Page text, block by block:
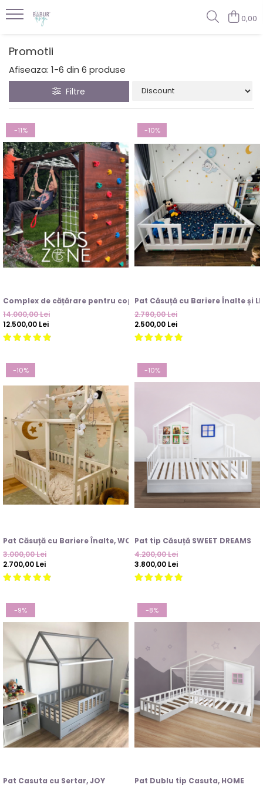
0,00
Promotii
Afiseaza: 1-6 din 6 produse
Filtre
-11%
Complex de cățărare pentru copii, Junior Ninja Warrior
14.000,00 Lei
12.500,00 Lei
-10%
Pat Căsuță cu Bariere Înalte și
2.790,00 Lei
2.500,00 Lei
-10%
Pat Căsuță cu Bariere Înalte, WOODY
3.000,00 Lei
2.700,00 Lei
-10%
Pat tip Căsuță SWEET DREAMS
4.200,00 Lei
3.800,00 Lei
-9%
Pat Casuta cu Sertar, JOY
-8%
Pat Dublu tip Casuta, HOME